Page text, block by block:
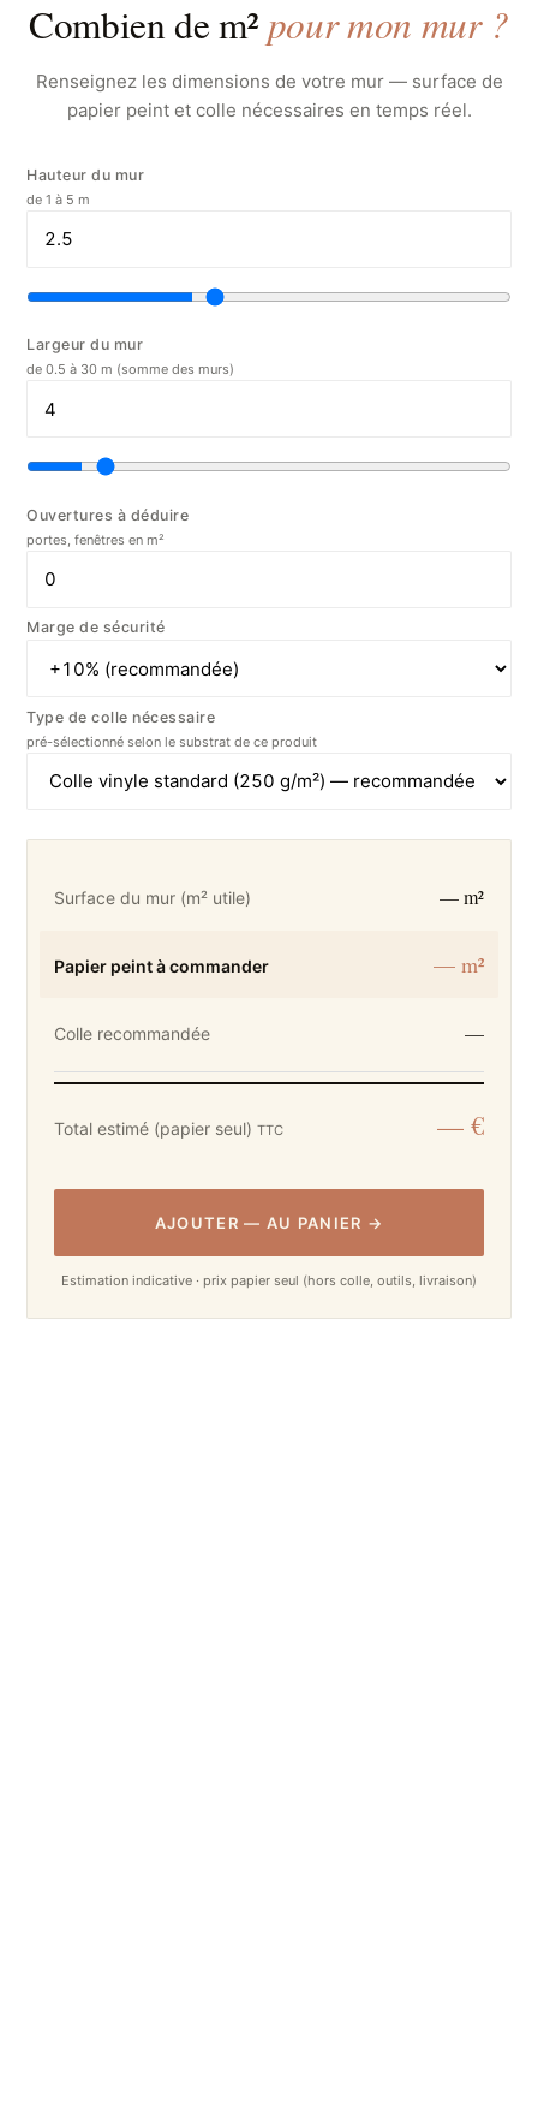
Combien de m²pour mon mur ?
Renseignez les dimensions de votre mur — surface de
papier peint et colle nécessaires en temps réel.
Hauteur du mur
de 1 à 5 m
Largeur du mur
de 0.5 à 30 m (somme des murs)
Ouvertures à déduire
portes, fenêtres en m²
Marge de sécurité
Type de colle nécessaire
pré-sélectionné selon le substrat de ce produit
Surface du mur (m² utile) — m²
Papier peint à commander — m²
Colle recommandée —
Total estimé (papier seul)TTC — €
AJOUTER— AU PANIER →
Estimation indicative · prix papier seul (hors colle, outils, livraison)